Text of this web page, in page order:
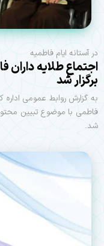
در آستانه ایام فاطمیه
اجتماع طلایه
برگزار شد
به گزارش روابط عمومی اداره
شد.